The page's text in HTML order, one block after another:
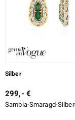
Silber
299,- €
Sambia-Smaragd-